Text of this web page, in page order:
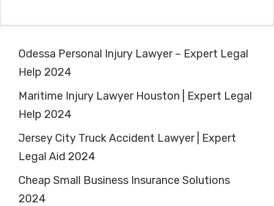
Odessa Personal Injury Lawyer – Expert Legal
Help 2024
Maritime Injury Lawyer Houston | Expert Legal
Help 2024
Jersey City Truck Accident Lawyer | Expert
Legal Aid 2024
Cheap Small Business Insurance Solutions
2024